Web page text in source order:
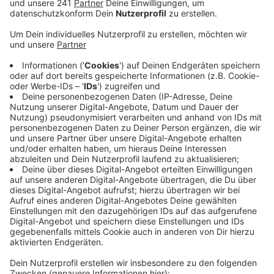
Lauterbach immer häufiger konfrontiert.
Veröffentlicht:Montag, 15.02.2021 10:36
Anzeige
Sein Schreibtisch quillt nach eigenen Angaben über mit
Anzeigen und Ermittlungsverfahren, unter anderem
wegen Morddrohungen. Er selbst sieht die
Anfeindungen als Einschüchterungsversuch. Die
Haltung und Aussagen Lauterbachs in Bezug auf die
Corona-Pandemie gehen Kritikern oft zu weit.
Trotzdem will sich Lauterbach davon nicht
unterkriegen lassen. Im Radio Leverkusen-Interview
hatte der SPD-Politiker zuletzt gesagt, es sei eine
überparteiliche Teamleistung, welche die
Bundesregierung jetzt während der Pandemie zeige,